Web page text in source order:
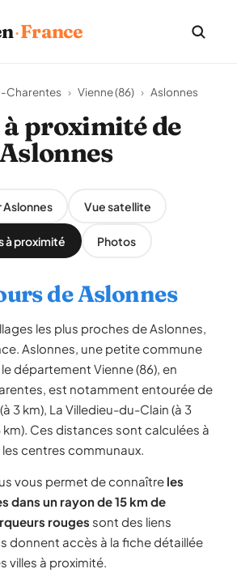
·France
Charentes › Vienne (86) › Aslonnes
proximité de
Aslonnes
Aslonnes Vue satellite
à proximité Photos
de Aslonnes
les plus proches de Aslonnes,
Aslonnes, une petite commune
département Vienne (86), en
est notamment entourée de
3 km), La Villedieu-du-Clain (à 3
km). Ces distances sont calculées à
centres communaux.
vous permet de connaître les
dans un rayon de 15 km de
rouges sont des liens
donnent accès à la fiche détaillée
villes à proximité.